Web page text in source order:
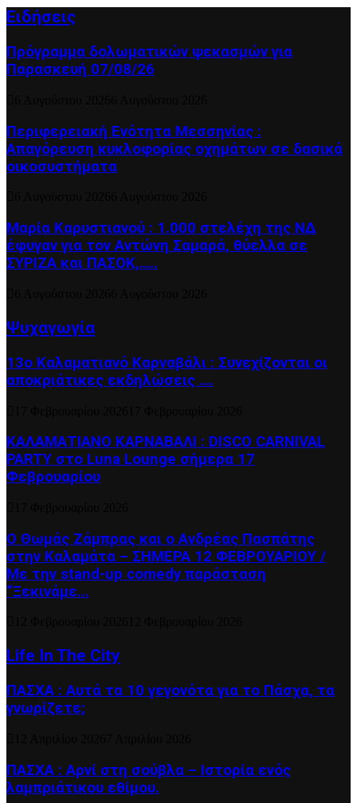
Ειδήσεις
Πρόγραμμα δολωματικών ψεκασμών για
Παρασκευή 07/08/26
Περιφερειακή Ενότητα Μεσσηνίας :
Απαγόρευση κυκλοφορίας οχημάτων σε δασικά
οικοσυστήματα
Μαρία Καρυστιανού : 1.000 στελέχη της ΝΔ
έφυγαν για τον Αντώνη Σαμαρά, θύελλα σε
ΣΥΡΙΖΑ και ΠΑΣΟΚ,…..
Ψυχαγωγία
13ο Καλαματιανό Καρναβάλι : Συνεχίζονται οι
αποκριάτικες εκδηλώσεις ….
ΚΑΛΑΜΑΤΙΑΝΟ ΚΑΡΝΑΒΑΛΙ : DISCO CARNIVAL
PARTY στο Luna Lounge σήμερα 17
Φεβρουαρίου
Ο Θωμάς Ζάμπρας και ο Ανδρέας Πασπάτης
στην Καλαμάτα – ΣΗΜΕΡΑ 12 ΦΕΒΡΟΥΑΡΙΟΥ /
Με την stand-up comedy παράσταση
“Ξεκινάμε...
Life In The City
ΠΑΣΧΑ : Αυτά τα 10 γεγονότα για το Πάσχα, τα
γνωρίζετε;
ΠΑΣΧΑ : Αρνί στη σούβλα – Ιστορία ενός
λαμπριάτικου εθίμου.